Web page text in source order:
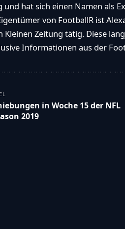
und hat sich einen Namen als
von FootballR ist
Kleinen Zeitung tätig. Diese
Informationen aus der
in Woche 15 der NFL
2019